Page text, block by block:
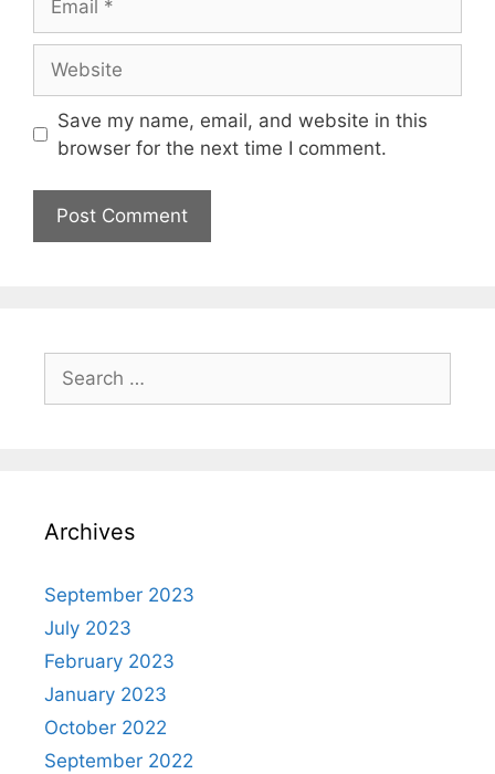
Save my name, email, and website in this
browser for the next time I comment.
Archives
September 2023
July 2023
February 2023
January 2023
October 2022
September 2022